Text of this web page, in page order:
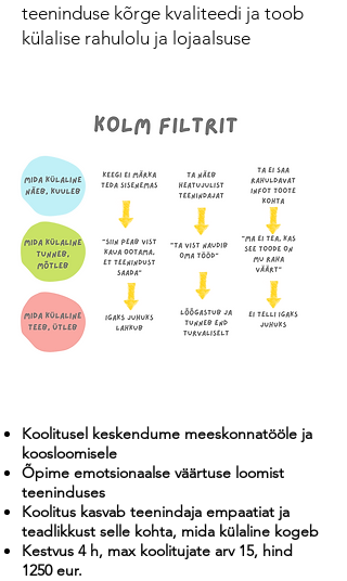
teeninduse kõrge kvaliteedi ja toob
külalise rahulolu ja lojaalsuse
Koolitusel keskendume meeskonnatööle ja
koosloomisele
Õpime emotsionaalse väärtuse loomist
teeninduses
Koolitus kasvab teenindaja empaatiat ja
teadlikkust selle kohta, mida külaline kogeb
Kestvus 4 h, max koolitujate arv 15, hind
1250 eur.